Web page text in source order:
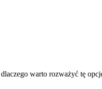
warto rozważyć tę